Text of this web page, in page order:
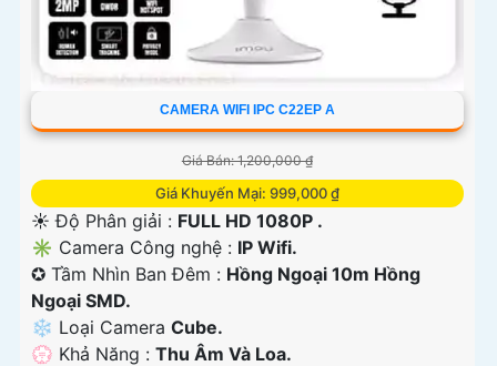
CAMERA WIFI IPC C22EP A
Giá Bán: 1,200,000 ₫
Giá Khuyến Mại: 999,000 ₫
☀️ Độ Phân giải : FULL HD 1080P .
✳️ Camera Công nghệ : IP Wifi.
✪ Tầm Nhìn Ban Đêm : Hồng Ngoại 10m Hồng
Ngoại SMD.
❄ Loại Camera Cube.
️💮 Khả Năng : Thu Âm Và Loa.